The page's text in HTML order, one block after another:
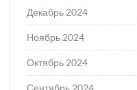
Декабрь 2024
Ноябрь 2024
Октябрь 2024